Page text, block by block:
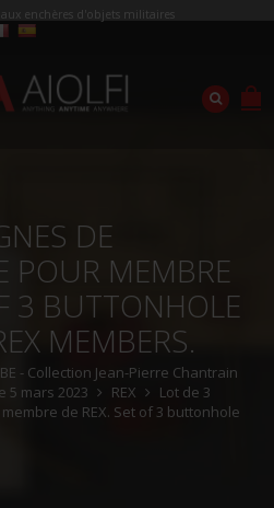
aux enchères d'objets militaires
DE
POUR MEMBRE
3 BUTTONHOLE
MEMBERS.
- Collection Jean-Pierre Chantrain
5 mars 2023 REX
Lot de 3
de REX. Set of 3 buttonhole